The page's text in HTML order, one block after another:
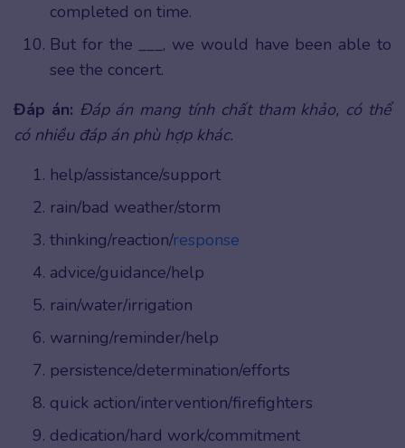
completed on time.
But for the ___, we would have been able to
see the concert.
Đáp án: Đáp án mang tính chất tham khảo, có thể
có nhiều đáp án phù hợp khác.
help/assistance/support
rain/bad weather/storm
thinking/reaction/response
advice/guidance/help
rain/water/irrigation
warning/reminder/help
persistence/determination/efforts
quick action/intervention/firefighters
dedication/hard work/commitment